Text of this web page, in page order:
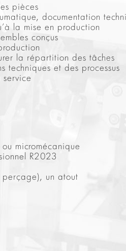
pièces
documentation
la mise en production
conçus
la répartition des tâches
techniques et des processus
micromécanique
R2023
un atout